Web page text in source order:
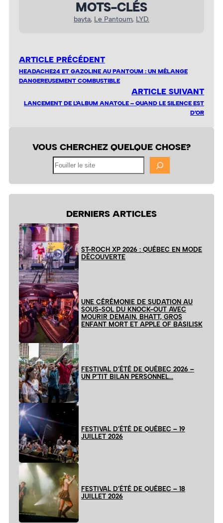
MOTS-CLÉS
bayta, Le Pantoum, LYD.
ARTICLE PRÉCÉDENT
HEADACHE24 ET GAZOLINE AU PANTOUM : UN MÉLANGE
DANGEREUSEMENT COMBUSTIBLE
ARTICLE SUIVANT
LANCEMENT DE L’ALBUM ANATOLE – QUAND LE SILENCE EST
D’OR
VOUS CHERCHEZ QUELQUE CHOSE?
DERNIERS ARTICLES
ST-ROCH XP 2026 : QUÉBEC EN MODE
DÉCOUVERTE
UNE CÉRÉMONIE DE SUDATION AU
SOUS-SOL DU KNOCK-OUT AVEC
MOURIR DEMAIN, BHATT, GROS
ENFANT MORT ET APPLE OF BASILISK
FESTIVAL D’ÉTÉ DE QUÉBEC 2026 –
UN P’TIT BILAN PERSONNEL…
FESTIVAL D’ÉTÉ DE QUÉBEC – 19
JUILLET 2026
FESTIVAL D’ÉTÉ DE QUÉBEC – 18
JUILLET 2026